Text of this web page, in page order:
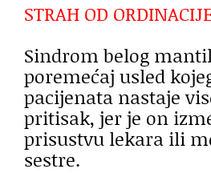
STRAH OD
Sindrom belog
poremećaj usled
pacijenata nastaje
pritisak, jer je on
prisustvu lekara ili
sestre.